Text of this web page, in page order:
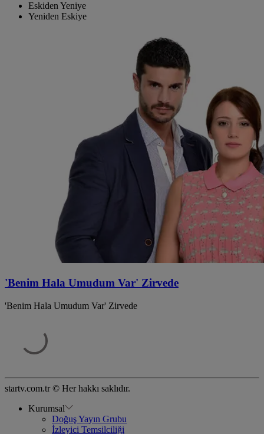
Eskiden Yeniye
Yeniden Eskiye
'Benim Hala Umudum Var' Zirvede
'Benim Hala Umudum Var' Zirvede
startv.com.tr © Her hakkı saklıdır.
Kurumsal
Doğuş Yayın Grubu
İzleyici Temsilciliği